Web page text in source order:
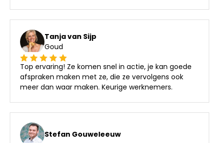
Tanja van Sijp
Goud
Top ervaring! Ze komen snel in actie, je kan goede
afspraken maken met ze, die ze vervolgens ook
meer dan waar maken. Keurige werknemers.
Stefan Gouweleeuw